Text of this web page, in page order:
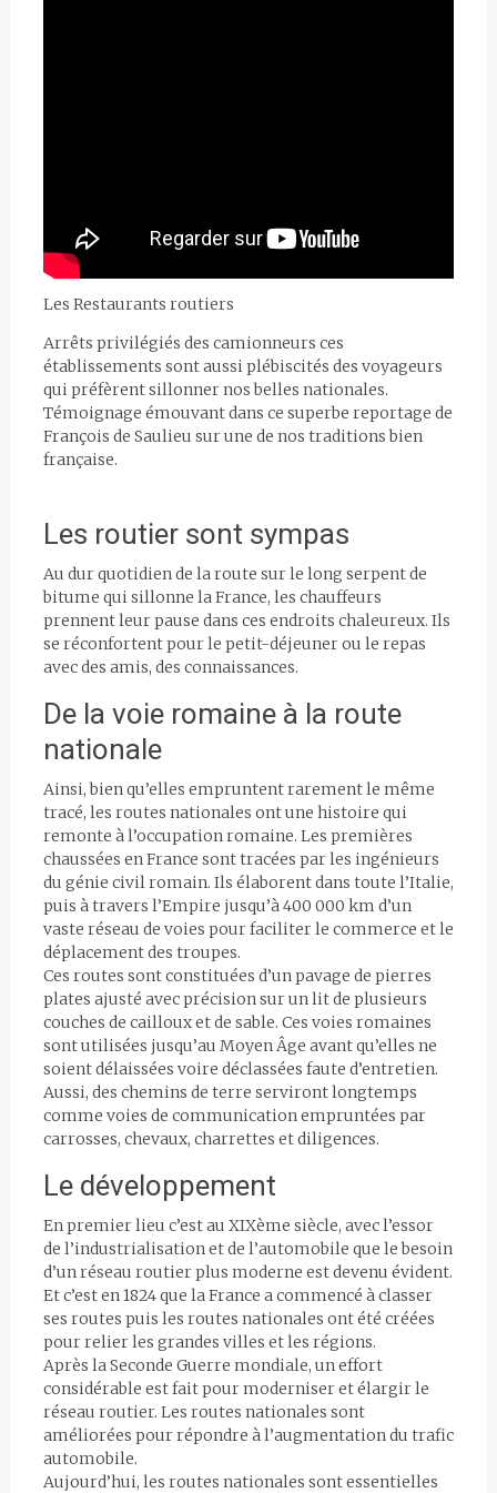
Les Restaurants routiers
Arrêts privilégiés des camionneurs ces
établissements sont aussi plébiscités des voyageurs
qui préfèrent sillonner nos belles nationales.
Témoignage émouvant dans ce superbe reportage de
François de Saulieu sur une de nos traditions bien
française.
Les routier sont sympas
Au dur quotidien de la route sur le long serpent de
bitume qui sillonne la France, les chauffeurs
prennent leur pause dans ces endroits chaleureux. Ils
se réconfortent pour le petit-déjeuner ou le repas
avec des amis, des connaissances.
De la voie romaine à la route
nationale
Ainsi, bien qu’elles empruntent rarement le même
tracé, les routes nationales ont une histoire qui
remonte à l’occupation romaine. Les premières
chaussées en France sont tracées par les ingénieurs
du génie civil romain. Ils élaborent dans toute l’Italie,
puis à travers l’Empire jusqu’à 400 000 km d’un
vaste réseau de voies pour faciliter le commerce et le
déplacement des troupes.
Ces routes sont constituées d’un pavage de pierres
plates ajusté avec précision sur un lit de plusieurs
couches de cailloux et de sable. Ces voies romaines
sont utilisées jusqu’au Moyen Âge avant qu’elles ne
soient délaissées voire déclassées faute d’entretien.
Aussi, des chemins de terre serviront longtemps
comme voies de communication empruntées par
carrosses, chevaux, charrettes et diligences.
Le développement
En premier lieu c’est au XIXème siècle, avec l’essor
de l’industrialisation et de l’automobile que le besoin
d’un réseau routier plus moderne est devenu évident.
Et c’est en 1824 que la France a commencé à classer
ses routes puis les routes nationales ont été créées
pour relier les grandes villes et les régions.
Après la Seconde Guerre mondiale, un effort
considérable est fait pour moderniser et élargir le
réseau routier. Les routes nationales sont
améliorées pour répondre à l’augmentation du trafic
automobile.
Aujourd’hui, les routes nationales sont essentielles